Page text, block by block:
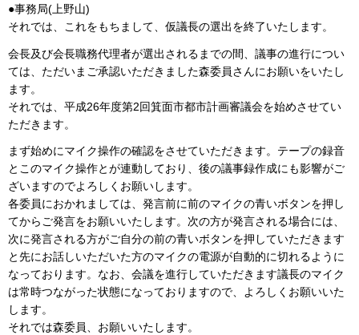
●事務局(上野山)
それでは、これをもちまして、仮議長の選出を終了いたします。
会長及び会長職務代理者が選出されるまでの間、議事の進行につい
ては、ただいまご承認いただきました森委員さんにお願いをいたし
ます。
それでは、平成26年度第2回箕面市都市計画審議会を始めさせてい
ただきます。
まず始めにマイク操作の確認をさせていただきます。テープの録音
とこのマイク操作とが連動しており、後の議事録作成にも影響がご
ざいますのでよろしくお願いします。
各委員におかれましては、発言前に前のマイクの青いボタンを押し
てからご発言をお願いいたします。次の方が発言される場合には、
次に発言される方がご自分の前の青いボタンを押していただきます
と先にお話しいただいた方のマイクの電源が自動的に切れるように
なっております。なお、会議を進行していただきます議長のマイク
は常時つながった状態になっておりますので、よろしくお願いいた
します。
それでは森委員、お願いいたします。